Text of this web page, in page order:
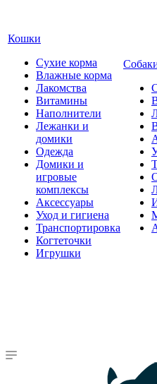
Кошки
Сухие корма
Влажные корма
Лакомства
Витамины
Наполнители
Лежанки и
домики
Одежда
Домики и
игровые
комплексы
Аксессуары
Уход и гигиена
Транспортировка
Когтеточки
Игрушки